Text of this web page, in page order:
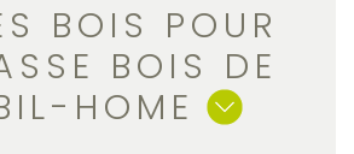
BOIS POUR
BOIS DE
HOME